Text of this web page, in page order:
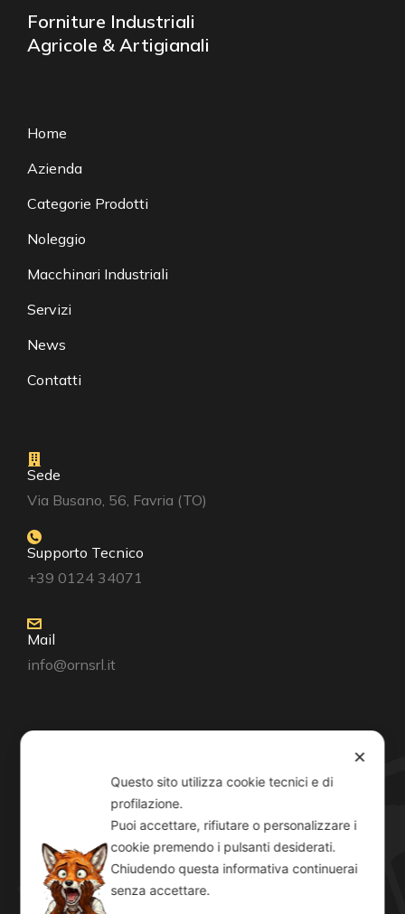
Forniture Industriali
Agricole & Artigianali
Home
Azienda
Categorie Prodotti
Noleggio
Macchinari Industriali
Servizi
News
Contatti
Sede
Via Busano, 56, Favria (TO)
Supporto Tecnico
+39 0124 34071
Mail
info@ornsrl.it
Orari
Lun-Ven: 8-12:30 14-19
Sab: 8-12:30
✕
Questo sito utilizza cookie tecnici e di
profilazione.
Puoi accettare, rifiutare o personalizzare i
cookie premendo i pulsanti desiderati.
Chiudendo questa informativa continuerai
senza accettare.